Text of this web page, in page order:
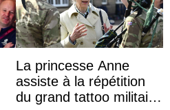
La princesse Anne
assiste à la répétition
du grand tattoo militaire